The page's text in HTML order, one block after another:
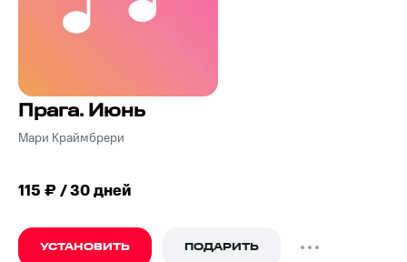
Прага. Июнь
Мари Краймбрери
115 ₽ / 30 дней
УСТАНОВИТЬ ПОДАРИТЬ